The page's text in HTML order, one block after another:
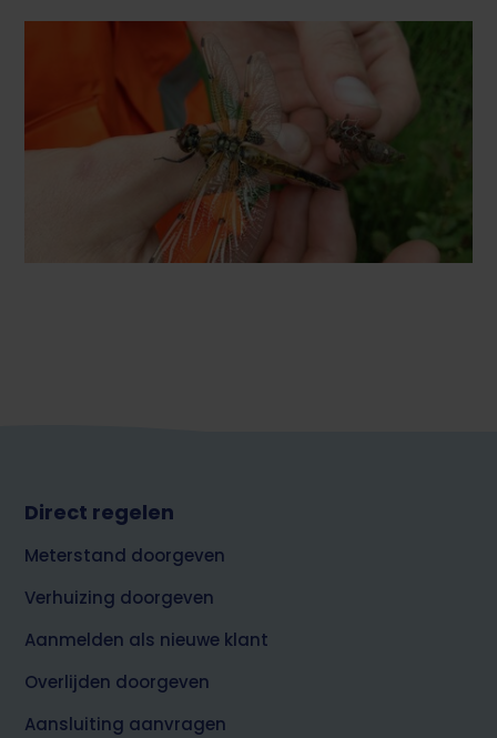
Footer
Direct regelen
Meterstand doorgeven
Verhuizing doorgeven
Aanmelden als nieuwe klant
Overlijden doorgeven
Aansluiting aanvragen